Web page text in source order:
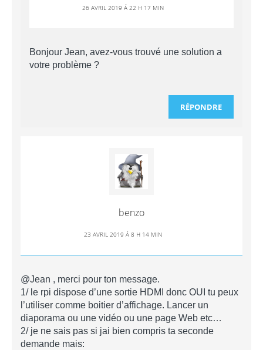
26 AVRIL 2019 Á 22 H 17 MIN
Bonjour Jean, avez-vous trouvé une solution a
votre problème ?
RÉPONDRE
benzo
23 AVRIL 2019 Á 8 H 14 MIN
@Jean , merci pour ton message.
1/ le rpi dispose d’une sortie HDMI donc OUI tu peux
l’utiliser comme boitier d’affichage. Lancer un
diaporama ou une vidéo ou une page Web etc…
2/ je ne sais pas si jai bien compris ta seconde
demande mais: